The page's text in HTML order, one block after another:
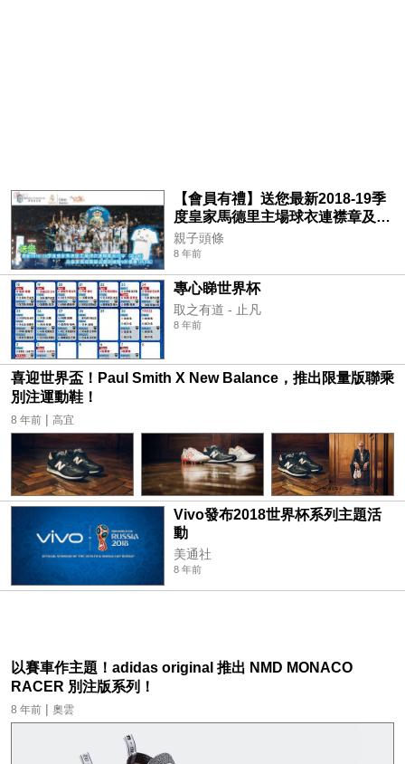
【會員有禮】送您最新2018-19季
度皇家馬德里主場球衣連襟章及印
字 (共3名) 及皇家馬德里基金會訓
練營9折優惠(共3名)
親子頭條
8 年前
專心睇世界杯
取之有道 - 止凡
8 年前
喜迎世界盃！Paul Smith X New Balance，推出限量版聯乘
別注運動鞋！
8 年前 | 高宜
Vivo發布2018世界杯系列主題活
動
美通社
8 年前
以賽車作主題！adidas original 推出 NMD MONACO
RACER 別注版系列！
8 年前 | 奧雲